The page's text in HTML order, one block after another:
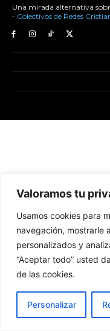
Valoramos tu
Usamos cookies para
navegación, mostrarle
personalizados y
“Aceptar todo” usted
de las cookies.
Personalizar
Una mirada alternativa
- Colectivos de Redes